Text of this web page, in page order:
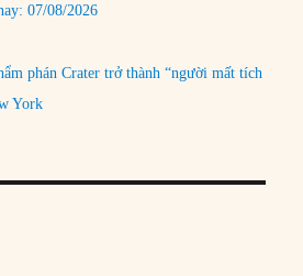
07/08/2026
phán Crater trở thành “người mất tích
York